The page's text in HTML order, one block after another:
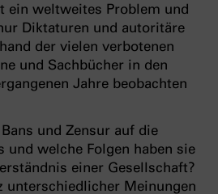
ein weltweites Problem und
Diktaturen und autoritäre
der vielen verbotenen
und Sachbücher in den
Jahre beobachten
und Zensur auf die
und welche Folgen haben sie
einer Gesellschaft?
unterschiedlicher Meinungen